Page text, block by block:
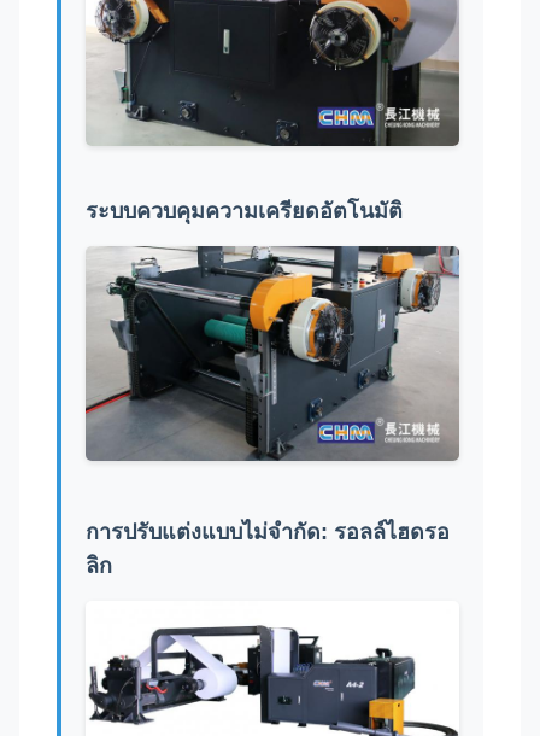
ระบบควบคุมความเครียดอัตโนมัติ
การปรับแต่งแบบไม่จํากัด: รอลล์ไฮดรอ
ลิก